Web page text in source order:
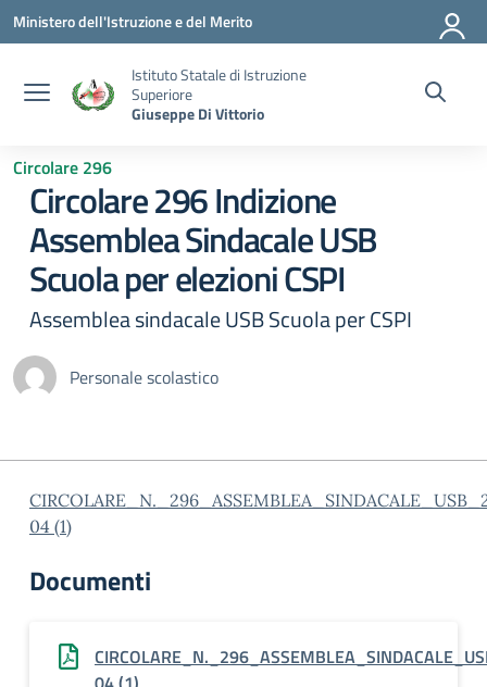
Vai ai contenuti
Vai al menu di navigazione
Vai al footer
Ministero dell'Istruzione e del Merito
Istituto Statale di Istruzione
Superiore
Giuseppe Di Vittorio
Circolare 296
Circolare 296 Indizione
Assemblea Sindacale USB
Scuola per elezioni CSPI
Assemblea sindacale USB Scuola per CSPI
Personale scolastico
04 (1)
Documenti